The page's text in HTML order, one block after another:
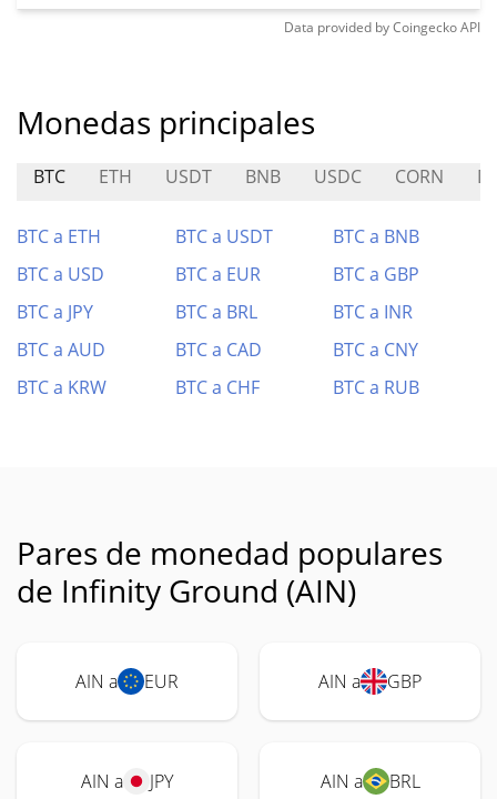
Data provided byCoingeckoAPI
Monedas principales
BTC ETH USDT BNB USDC CORN
BTC a ETH BTC a USDT
BTC a BNB
BTC a USD
BTC a EUR
BTC a GBP
BTC a JPY
BTC a BRL
BTC a INR
BTC a AUD
BTC a CAD
BTC a CNY
BTC a KRW
BTC a CHF BTC a RUB
Pares de monedad populares
de Infinity Ground (AIN)
AIN a EUR AIN a GBP
AIN a JPY AIN a BRL